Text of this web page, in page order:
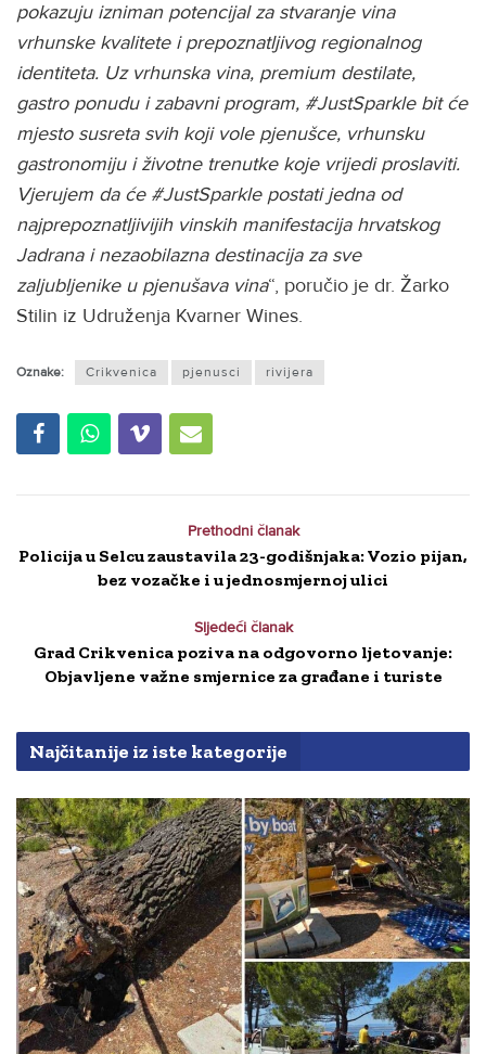
pokazuju izniman potencijal za stvaranje vina
vrhunske kvalitete i prepoznatljivog regionalnog
identiteta. Uz vrhunska vina, premium destilate,
gastro ponudu i zabavni program, #JustSparkle bit će
mjesto susreta svih koji vole pjenušce, vrhunsku
gastronomiju i životne trenutke koje vrijedi proslaviti.
Vjerujem da će #JustSparkle postati jedna od
najprepoznatljivijih vinskih manifestacija hrvatskog
Jadrana i nezaobilazna destinacija za sve
zaljubljenike u pjenušava vina“, poručio je dr. Žarko
Stilin iz Udruženja Kvarner Wines.
Oznake: Crikvenica pjenusci rivijera
Prethodni članak
Policija u Selcu zaustavila 23-godišnjaka: Vozio pijan,
bez vozačke i u jednosmjernoj ulici
Sljedeći članak
Grad Crikvenica poziva na odgovorno ljetovanje:
Objavljene važne smjernice za građane i turiste
Najčitanije iz iste kategorije